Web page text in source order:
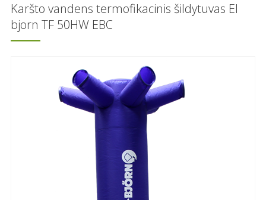
Karšto vandens termofikacinis šildytuvas El
bjorn TF 50HW EBC